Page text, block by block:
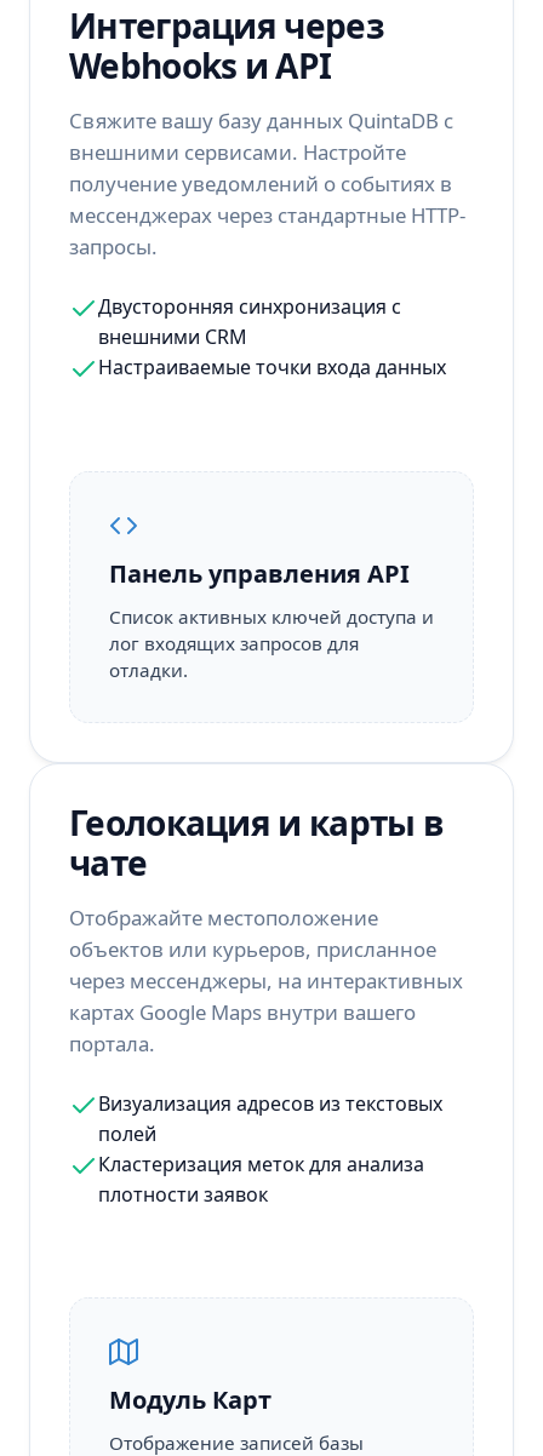
Интеграция через
Webhooks и API
Свяжите вашу базу данных QuintaDB с
внешними сервисами. Настройте
получение уведомлений о событиях в
мессенджерах через стандартные HTTP-
запросы.
Двусторонняя синхронизация с
внешними CRM
Настраиваемые точки входа данных
Панель управления API
Список активных ключей доступа и
лог входящих запросов для
отладки.
Геолокация и карты в
чате
Отображайте местоположение
объектов или курьеров, присланное
через мессенджеры, на интерактивных
картах Google Maps внутри вашего
портала.
Визуализация адресов из текстовых
полей
Кластеризация меток для анализа
плотности заявок
Модуль Карт
Отображение записей базы